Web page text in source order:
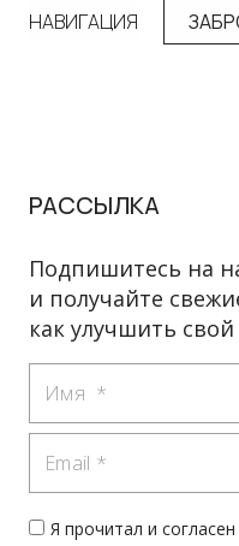
НАВИГАЦИЯ
РАССЫЛКА
Подпишитесь на
и получайте
как улучшить
Я прочитал и согласен